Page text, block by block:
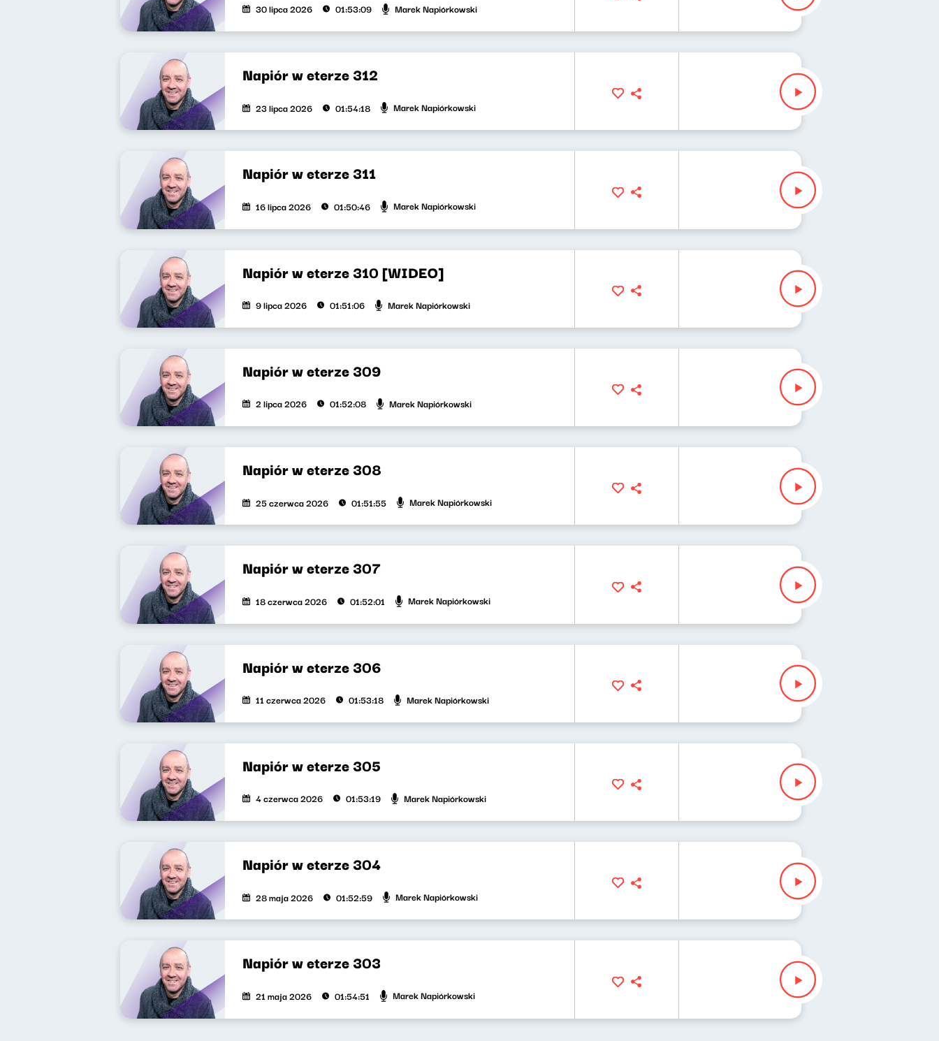
30 lipca 2026 01:53:09 Marek Napiórkowski
Napiór w eterze 312
23 lipca 2026 01:54:18 Marek Napiórkowski
Napiór w eterze 311
16 lipca 2026 01:50:46 Marek Napiórkowski
Napiór w eterze 310 [WIDEO]
9 lipca 2026 01:51:06 Marek Napiórkowski
Napiór w eterze 309
2 lipca 2026 01:52:08 Marek Napiórkowski
Napiór w eterze 308
25 czerwca 2026 01:51:55 Marek Napiórkowski
Napiór w eterze 307
18 czerwca 2026 01:52:01 Marek Napiórkowski
Napiór w eterze 306
11 czerwca 2026 01:53:18 Marek Napiórkowski
Napiór w eterze 305
4 czerwca 2026 01:53:19 Marek Napiórkowski
Napiór w eterze 304
28 maja 2026 01:52:59 Marek Napiórkowski
Napiór w eterze 303
21 maja 2026 01:54:51 Marek Napiórkowski